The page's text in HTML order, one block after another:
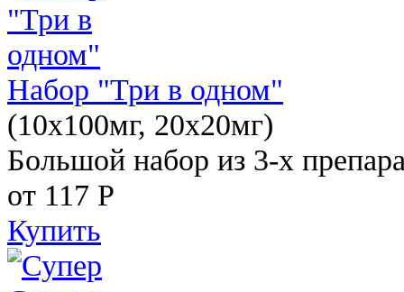
Набор "Три в одном"
(10x100мг, 20x20мг)
Большой набор из 3-х
от 117 Р
Купить